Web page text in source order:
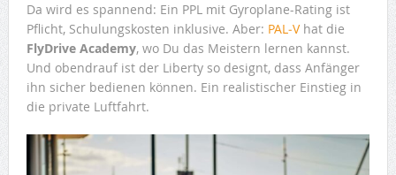
Da wird es spannend: Ein PPL mit Gyroplane-Rating ist
Pflicht, Schulungskosten inklusive. Aber: PAL‑Vhat die
FlyDrive Academy, wo Du das Meistern lernen kannst.
Und obendrauf ist der Liberty so designt, dass Anfänger
ihn sicher bedienen können. Ein realistischer Einstieg in
die private Luftfahrt.